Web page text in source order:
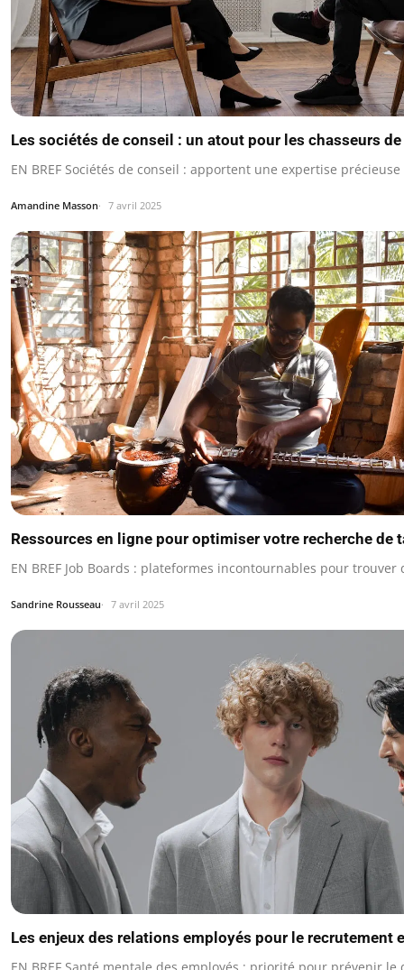
Les sociétés de conseil : un atout pour les chasseurs
EN BREF Sociétés de conseil : apportent une expertise
Amandine Masson 7 avril 2025
Ressources en ligne pour optimiser votre recherche de
EN BREF Job Boards : plateformes incontournables pour
Sandrine Rousseau 7 avril 2025
Les enjeux des relations employés pour le recrutement